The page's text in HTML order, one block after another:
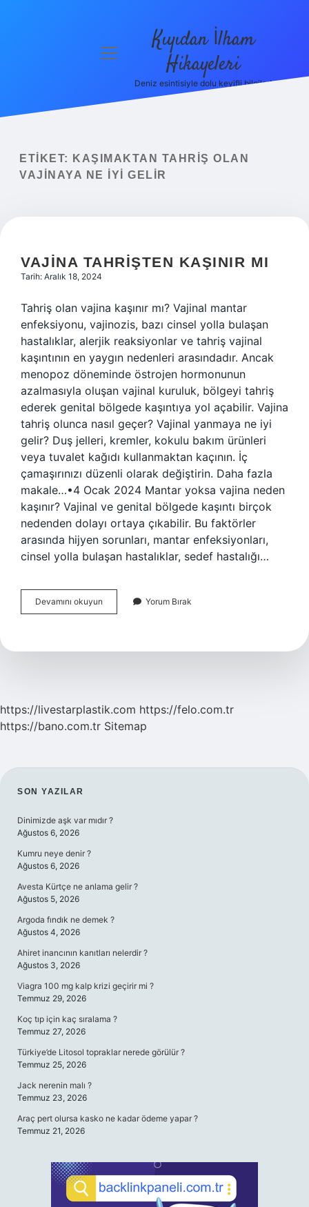
Yasal Uyarı
menüyü
Kıyıdan İlham
Hikayeleri
Deniz esintisiyle dolu keyifli bilgiler!
ETIKET:
KAŞIMAKTAN TAHRIŞ OLAN
VAJINAYA NE IYI GELIR
VAJINA TAHRIŞTEN KAŞINIR MI
Tarih: Aralık 18, 2024
Tahriş olan vajina kaşınır mı? Vajinal mantar
enfeksiyonu, vajinozis, bazı cinsel yolla bulaşan
hastalıklar, alerjik reaksiyonlar ve tahriş vajinal
kaşıntının en yaygın nedenleri arasındadır. Ancak
menopoz döneminde östrojen hormonunun
azalmasıyla oluşan vajinal kuruluk, bölgeyi tahriş
ederek genital bölgede kaşıntıya yol açabilir. Vajina
tahriş olunca nasıl geçer? Vajinal yanmaya ne iyi
gelir? Duş jelleri, kremler, kokulu bakım ürünleri
veya tuvalet kağıdı kullanmaktan kaçının. İç
çamaşırınızı düzenli olarak değiştirin. Daha fazla
makale…•4 Ocak 2024 Mantar yoksa vajina neden
kaşınır? Vajinal ve genital bölgede kaşıntı birçok
nedenden dolayı ortaya çıkabilir. Bu faktörler
arasında hijyen sorunları, mantar enfeksiyonları,
cinsel yolla bulaşan hastalıklar, sedef hastalığı…
Devamını okuyun
Tahrişten
Yorum Bırak
https://livestarplastik.com https://felo.com.tr
https://bano.com.tr Sitemap
SIDEBAR
SON YAZILAR
Dinimizde aşk var mıdır ?
Ağustos 6, 2026
Kumru neye denir ?
Ağustos 6, 2026
Avesta Kürtçe ne anlama gelir ?
Ağustos 5, 2026
Argoda fındık ne demek ?
Ağustos 4, 2026
Ahiret inancının kanıtları nelerdir ?
Ağustos 3, 2026
Viagra 100 mg kalp krizi geçirir mi ?
Temmuz 29, 2026
Koç tıp için kaç sıralama ?
Temmuz 27, 2026
Türkiye’de Litosol topraklar nerede görülür ?
Temmuz 25, 2026
Jack nerenin malı ?
Temmuz 23, 2026
Araç pert olursa kasko ne kadar ödeme yapar ?
Temmuz 21, 2026